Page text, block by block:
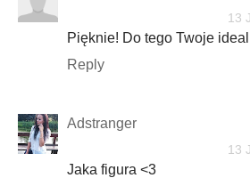
13
Pięknie! Do tego Twoje
Reply
Adstranger
13
Jaka figura <3